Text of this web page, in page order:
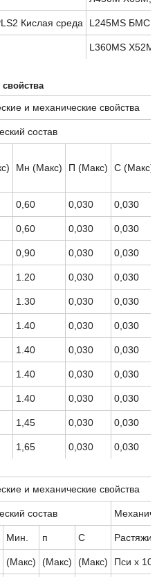
Кислая среда L245MS БМС,
L360MS
и механические свойства
состав
Мн (Макс) П (Макс) С (Макс)
0,60 0,030
0,030
0,60 0,030 0,030
0,90 0,030 0,030
1.20 0,030 0,030
1.30 0,030 0,030
1.40 0,030 0,030
1.40 0,030 0,030
1.40 0,030 0,030
1.40 0,030 0,030
1,45 0,030 0,030
1,65 0,030 0,030
и механические свойства
состав
Мин. п С
(Макс) (Макс) (Макс) Пси х 1000